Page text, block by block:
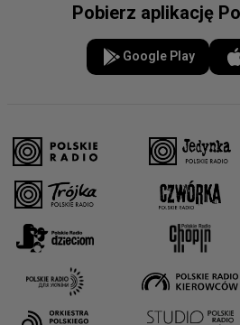
Pobierz aplikację
Google Play